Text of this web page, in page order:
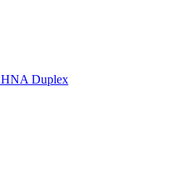
Duplex